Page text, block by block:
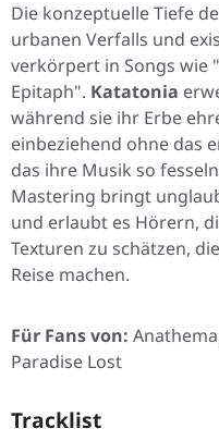
Die konzeptuelle Tiefe
urbanen Verfalls und
verkörpert in Songs wie
Epitaph". Katatonia
während sie ihr Erbe
einbeziehend ohne das
das ihre Musik so
Mastering bringt
und erlaubt es Hörern,
Texturen zu schätzen,
Reise machen.
Für Fans von:
Paradise Lost
Tracklist